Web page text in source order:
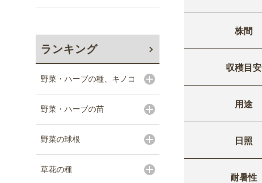
ランキング
野菜・ハーブの種、キノコ
野菜・ハーブの苗
野菜の球根
草花の種
株間
収穫目安
用途
日照
耐暑性